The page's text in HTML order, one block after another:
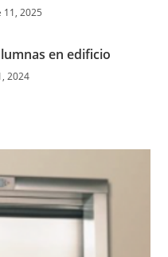
2025
en edificio
2024